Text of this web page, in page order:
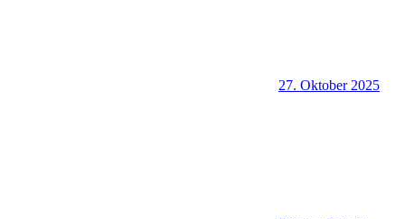
27. Oktober 2025